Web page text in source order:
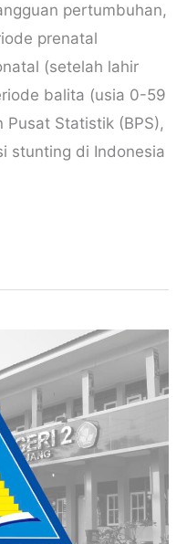
pertumbuhan,
prenatal
(setelah lahir
balita (usia 0-59
Statistik (BPS),
stunting di Indonesia